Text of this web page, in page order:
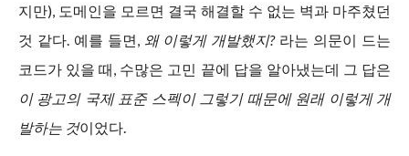
지만), 도메인을 모르면 결국 해결할 수 없는 벽과 마주쳤던
것 같다. 예를 들면,
왜 이렇게 개발했지?라는 의문이 드는
코드가 있을 때, 수많은 고민 끝에 답을 알아냈는데 그 답은
이 광고의 국제 표준 스펙이 그렇기 때문에 원래 이렇게 개
발하는 것이었다.